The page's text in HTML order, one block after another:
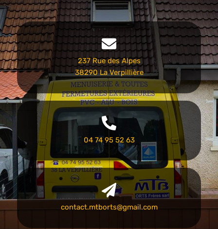
237 Rue des Alpes
38290 La Verpillière
04 74 95 52 63
contact.mtborts@gmail.com